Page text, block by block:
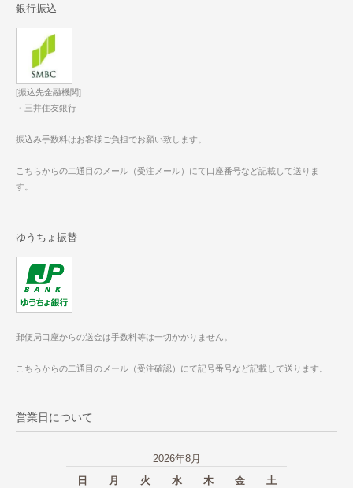
銀行振込
[振込先金融機関]
・三井住友銀行
振込み手数料はお客様ご負担でお願い致します。
こちらからの二通目のメール（受注メール）にて口座番号など記載して送りま
す。
ゆうちょ振替
郵便局口座からの送金は手数料等は一切かかりません。
こちらからの二通目のメール（受注確認）にて記号番号など記載して送ります。
営業日について
2026年8月
日
月 火 水 木 金 土